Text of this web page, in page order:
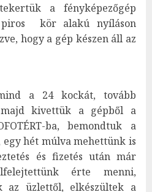
a fényképezőgép
kör alakú nyíláson
hogy a gép készen áll az
a 24 kockát, tovább
kivettük a gépből a
ba, bemondtuk a
hét múlva mehettünk is
és fizetés után már
érte menni,
az üzlettől, elkészültek a